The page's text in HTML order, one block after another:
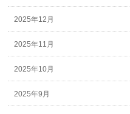
2025年12月
2025年11月
2025年10月
2025年9月